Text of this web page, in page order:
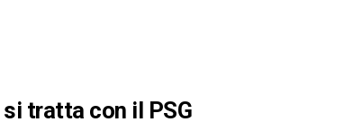
tratta con il PSG